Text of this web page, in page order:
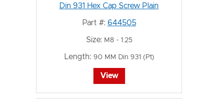
Din 931 Hex Cap Screw Plain
Part #: 644505
Size: M8 - 1.25
Length: 90 MM Din 931 (Pt)
View